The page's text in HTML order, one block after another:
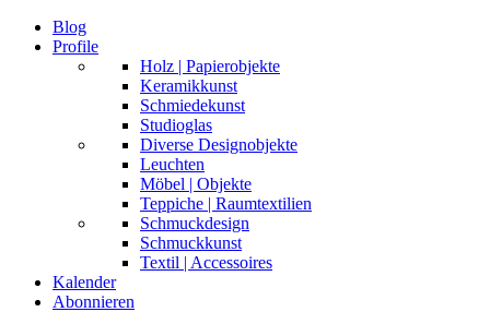
Blog
Profile
Holz | Papierobjekte
Keramikkunst
Schmiedekunst
Studioglas
Diverse Designobjekte
Leuchten
Möbel | Objekte
Teppiche | Raumtextilien
Schmuckdesign
Schmuckkunst
Textil | Accessoires
Kalender
Abonnieren